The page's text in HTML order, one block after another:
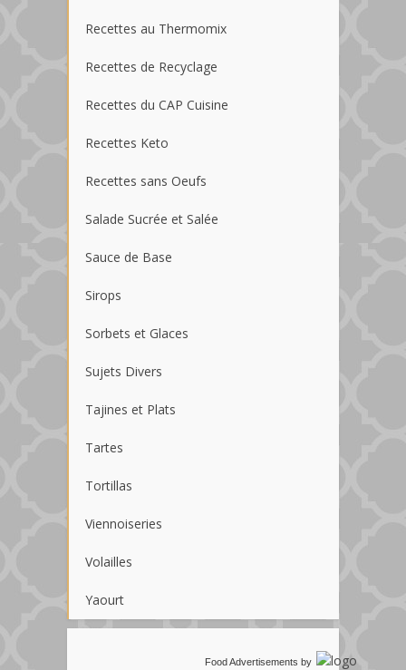
Recettes au Thermomix
Recettes de Recyclage
Recettes du CAP Cuisine
Recettes Keto
Recettes sans Oeufs
Salade Sucrée et Salée
Sauce de Base
Sirops
Sorbets et Glaces
Sujets Divers
Tajines et Plats
Tartes
Tortillas
Viennoiseries
Volailles
Yaourt
Food Advertisements by